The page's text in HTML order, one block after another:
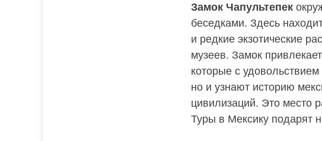
Замок Чапультепек
беседками. Здесь
и редкие экзотические
музеев. Замок
которые с
но и узнают историю
цивилизаций. Это место
Туры в Мексику подарят